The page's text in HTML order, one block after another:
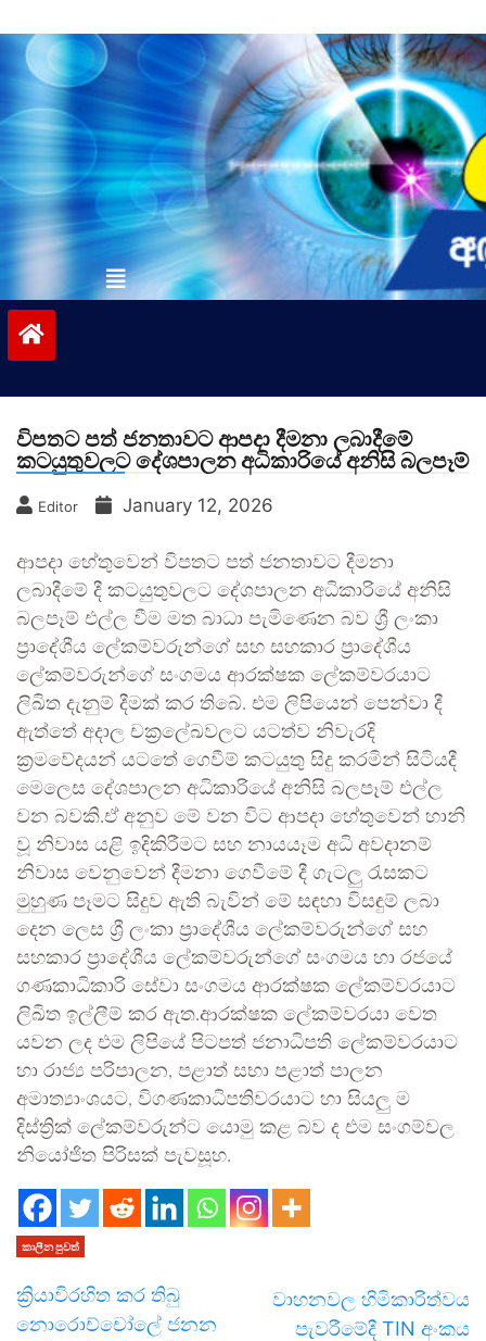
to
contentvinivida.lk
විපතට පත් ජනතාවට ආපදා දීමනා ලබාදීමේ
කටයුතුවලට දේශපාලන අධිකාරියේ අනිසි බලපෑම්
Editor January 12, 2026
ආපදා හේතුවෙන් විපතට පත් ජනතාවට දීමනා
ලබාදීමේ දී කටයුතුවලට දේශපාලන අධිකාරියේ අනිසි
බලපෑම් එල්ල වීම මත බාධා පැමිණෙන බව ශ්‍රී ලංකා
ප්‍රාදේශීය ලේකම්වරුන්ගේ සහ සහකාර ප්‍රාදේශීය
ලේකම්වරුන්ගේ සංගමය ආරක්ෂක ලේකම්වරයාට
ලිඛිත දැනුම් දීමක් කර තිබේ. එම ලිපියෙන් පෙන්වා දී
ඇත්තේ අදාල චක්‍රලේඛවලට යටත්ව නිවැරදි
ක්‍රමවේදයන් යටතේ ගෙවීම් කටයුතු සිදු කරමින් සිටියදී
මෙලෙස දේශපාලන අධිකාරියේ අනිසි බලපෑම් එල්ල
වන බවකි.ඒ අනුව මේ වන විට ආපදා හේතුවෙන් හානි
වූ නිවාස යළි ඉදිකිරීමට සහ නායයෑම අධි අවදානම්
නිවාස වෙනුවෙන් දීමනා ගෙවීමේ දී ගැටලු රැසකට
මුහුණ පෑමට සිදුව ඇති බැවින් මේ සඳහා විසඳුම් ලබා
දෙන ලෙස ශ්‍රී ලංකා ප්‍රාදේශීය ලේකම්වරුන්ගේ සහ
සහකාර ප්‍රාදේශීය ලේකම්වරුන්ගේ සංගමය හා රජයේ
ගණකාධිකාරි සේවා සංගමය ආරක්ෂක ලේකම්වරයාට
ලිඛිත ඉල්ලීම් කර ඇත.ආරක්ෂක ලේකම්වරයා වෙත
යවන ලද එම ලිපියේ පිටපත් ජනාධිපති ලේකම්වරයාට
හා රාජ්‍ය පරිපාලන, පළාත් සභා පළාත් පාලන
අමාත්‍යාංශයට, විගණකාධිපතිවරයාට හා සියලු ම
දිස්ත්‍රික් ලේකම්වරුන්ට යොමු කළ බව ද එම සංගම්වල
නියෝජිත පිරිසක් පැවසූහ.
කාලීන පුවත්
ක්‍රියාවිරහිත කර තිබු
නොරොච්චෝලේ ජනන
වාහනවල හිමිකාරිත්වය
පැවරීමේදී TIN අංකය